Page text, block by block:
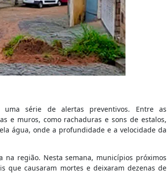
série de alertas preventivos. Entre as
e muros, como rachaduras e sons de estalos,
água, onde a profundidade e a velocidade da
região. Nesta semana, municípios próximos
que causaram mortes e deixaram dezenas de